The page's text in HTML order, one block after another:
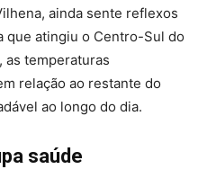
ainda sente reflexos
que atingiu o Centro-Sul do
as temperaturas
relação ao restante do
ao longo do dia.
saúde